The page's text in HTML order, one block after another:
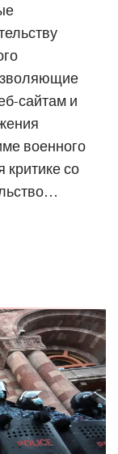
сайтам и
военного
со